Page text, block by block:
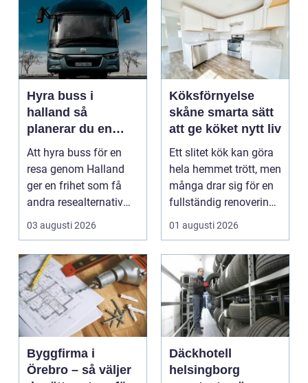
Hyra buss i
halland så
planerar du en
trygg och smidig
resa
Att hyra buss för en
resa genom Halland
ger en frihet som få
andra resealternativ
erbjuder. Gruppen ...
03 augusti 2026
Köksförnyelse
skåne smarta sätt
att ge köket nytt liv
Ett slitet kök kan göra
hela hemmet trött, men
många drar sig för en
fullständig renovering.
Det tar...
01 augusti 2026
Byggfirma i
Örebro – så väljer
Däckhotell
helsingborg